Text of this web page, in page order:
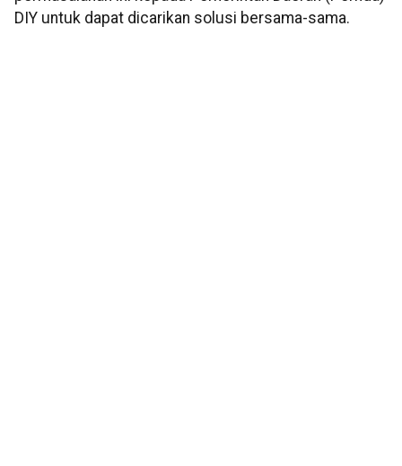
DIY untuk dapat dicarikan solusi bersama-sama.